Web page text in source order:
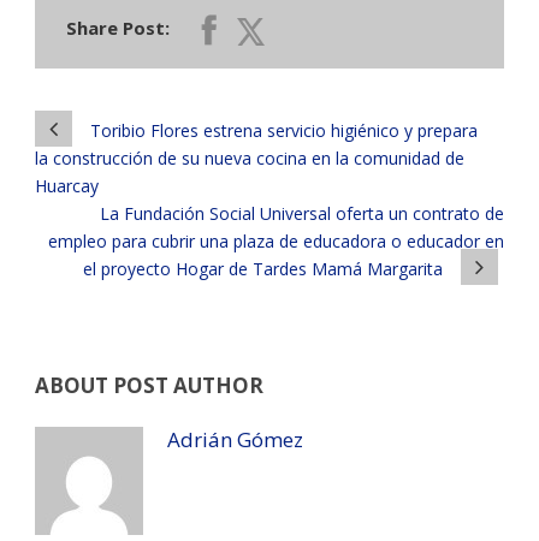
Share Post:
Toribio Flores estrena servicio higiénico y prepara
la construcción de su nueva cocina en la comunidad de
Huarcay
La Fundación Social Universal oferta un contrato de
empleo para cubrir una plaza de educadora o educador en
el proyecto Hogar de Tardes Mamá Margarita
ABOUT POST AUTHOR
Adrián Gómez